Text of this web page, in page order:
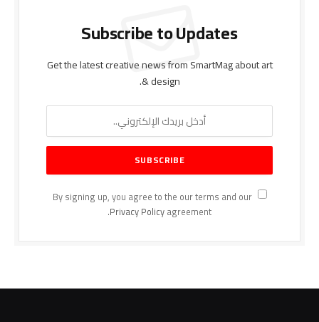
Subscribe to Updates
Get the latest creative news from SmartMag about art
& design.
By signing up, you agree to the our terms and our
Privacy Policyagreement.